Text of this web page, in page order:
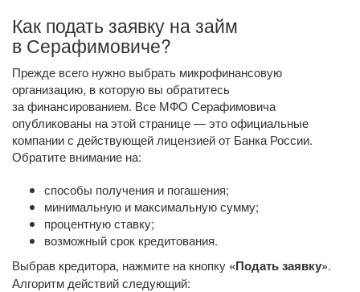
Как подать заявку на займ
в Серафимовиче?
Прежде всего нужно выбрать микрофинансовую
организацию, в которую вы обратитесь
за финансированием. Все МФО Серафимовича
опубликованы на этой странице — это официальные
компании с действующей лицензией от Банка России.
Обратите внимание на:
способы получения и погашения;
минимальную и максимальную сумму;
процентную ставку;
возможный срок кредитования.
Выбрав кредитора, нажмите на кнопку «Подать заявку».
Алгоритм действий следующий: